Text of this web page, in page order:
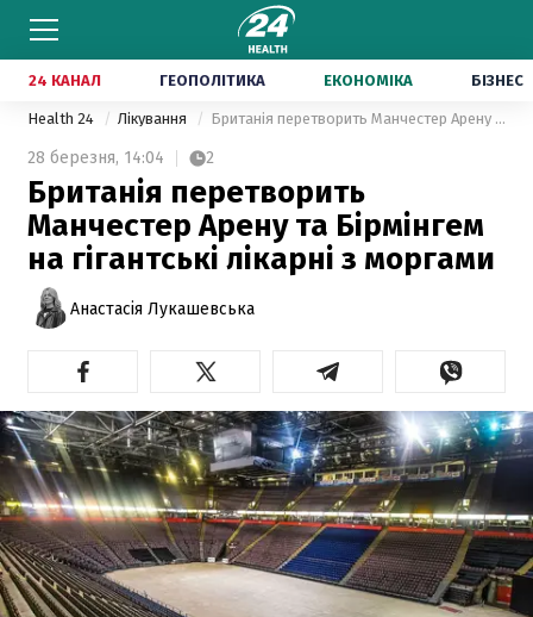
24 КАНАЛ ГЕОПОЛІТИКА ЕКОНОМІКА БІЗНЕС
Health 24 Лікування Британія перетворить Манчестер Арену та Бірмінгем на гігантські лікарні з моргами
28 березня, 14:04 2
Британія перетворить
Манчестер Арену та Бірмінгем
на гігантські лікарні з моргами
Анастасія Лукашевська